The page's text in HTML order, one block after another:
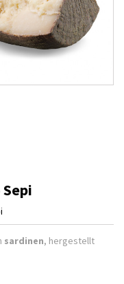
sardinen, hergestellt